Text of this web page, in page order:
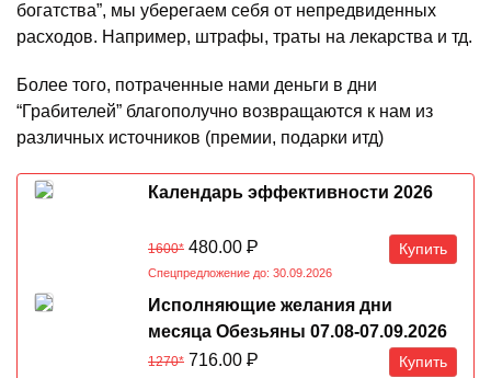
богатства”, мы уберегаем себя от непредвиденных
расходов. Например, штрафы, траты на лекарства и тд.
Более того, потраченные нами деньги в дни
“Грабителей” благополучно возвращаются к нам из
различных источников (премии, подарки итд)
Календарь эффективности 2026
1600* 480.00 Р Купить
Спецпредложение до: 30.09.2026
Исполняющие желания дни
месяца Обезьяны 07.08-07.09.2026
1270* 716.00 Р Купить